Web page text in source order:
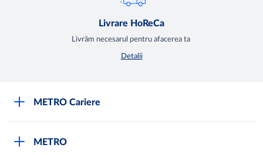
Livrare HoReCa
Livrăm necesarul pentru afacerea ta
Detalii
METRO Cariere
METRO